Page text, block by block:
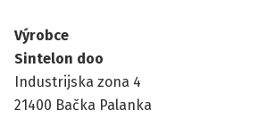
Výrobce
Sintelon doo
Industrijska zona 4
21400 Bačka Palanka